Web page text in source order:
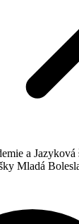
a Jazyková
Mladá